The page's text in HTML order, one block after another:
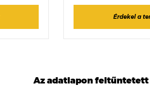
Érdekel a
Az adatlapon feltűntetett